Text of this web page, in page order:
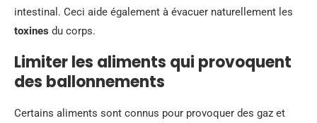
intestinal. Ceci aide également à évacuer naturellement les
toxines du corps.
Limiter les aliments qui provoquent
des ballonnements
Certains aliments sont connus pour provoquer des gaz et